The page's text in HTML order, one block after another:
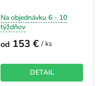
Na objednávku 6 - 10
týždňov
od 153 € / ks
DETAIL